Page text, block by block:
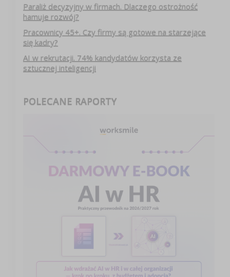
Paraliż decyzyjny w firmach. Dlaczego ostrożność
hamuje rozwój?
Pracownicy 45+. Czy firmy są gotowe na starzejące
się kadry?
AI w rekrutacji. 74% kandydatów korzysta ze
sztucznej inteligencji
POLECANE RAPORTY